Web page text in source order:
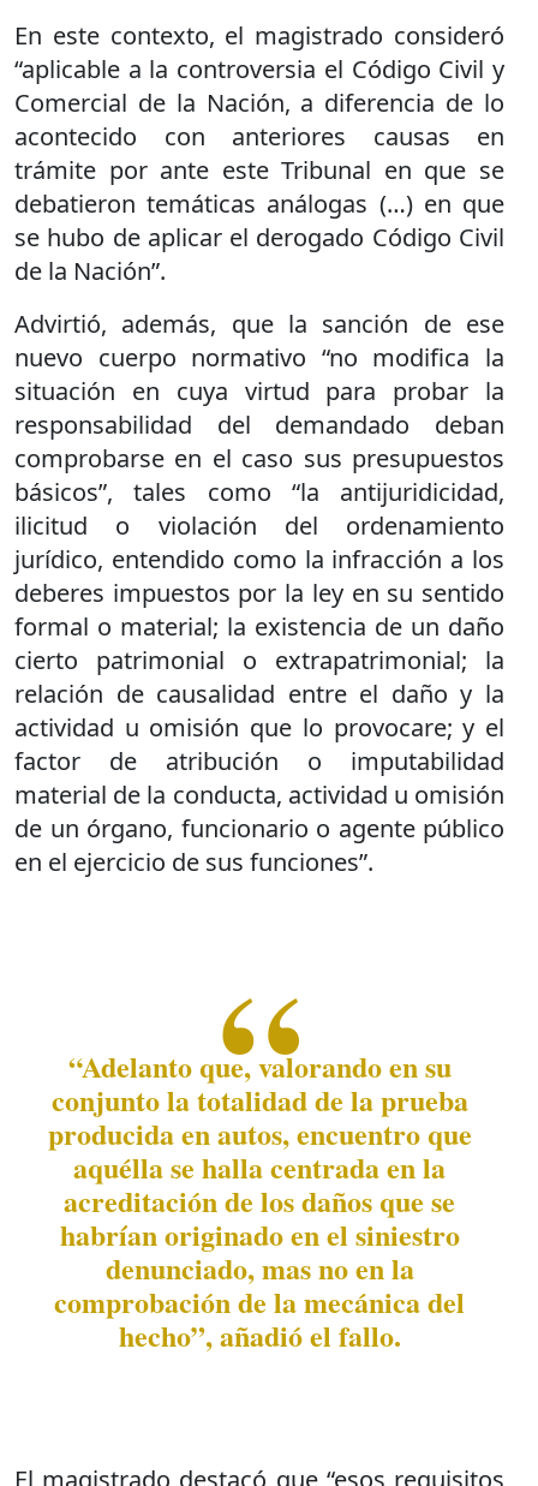
En este contexto, el magistrado consideró
“aplicable a la controversia el Código Civil y
Comercial de la Nación, a diferencia de lo
acontecido con anteriores causas en
trámite por ante este Tribunal en que se
debatieron temáticas análogas (…) en que
se hubo de aplicar el derogado Código Civil
de la Nación”.
Advirtió, además, que la sanción de ese
nuevo cuerpo normativo “no modifica la
situación en cuya virtud para probar la
responsabilidad del demandado deban
comprobarse en el caso sus presupuestos
básicos”, tales como “la antijuridicidad,
ilicitud o violación del ordenamiento
jurídico, entendido como la infracción a los
deberes impuestos por la ley en su sentido
formal o material; la existencia de un daño
cierto patrimonial o extrapatrimonial; la
relación de causalidad entre el daño y la
actividad u omisión que lo provocare; y el
factor de atribución o imputabilidad
material de la conducta, actividad u omisión
de un órgano, funcionario o agente público
en el ejercicio de sus funciones”.
“Adelanto que, valorando en su
conjunto la totalidad de la prueba
producida en autos, encuentro que
aquélla se halla centrada en la
acreditación de los daños que se
habrían originado en el siniestro
denunciado, mas no en la
comprobación de la mecánica del
hecho”, añadió el fallo.
El magistrado destacó que “esos requisitos